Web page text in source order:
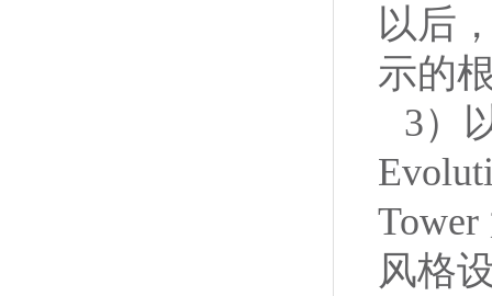
以后
示的
3）
风格